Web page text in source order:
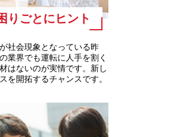
りごとにヒント
社会現象となっている昨
業界でも運転に人手を割く
はないのが実情です。新し
を開拓するチャンスです。